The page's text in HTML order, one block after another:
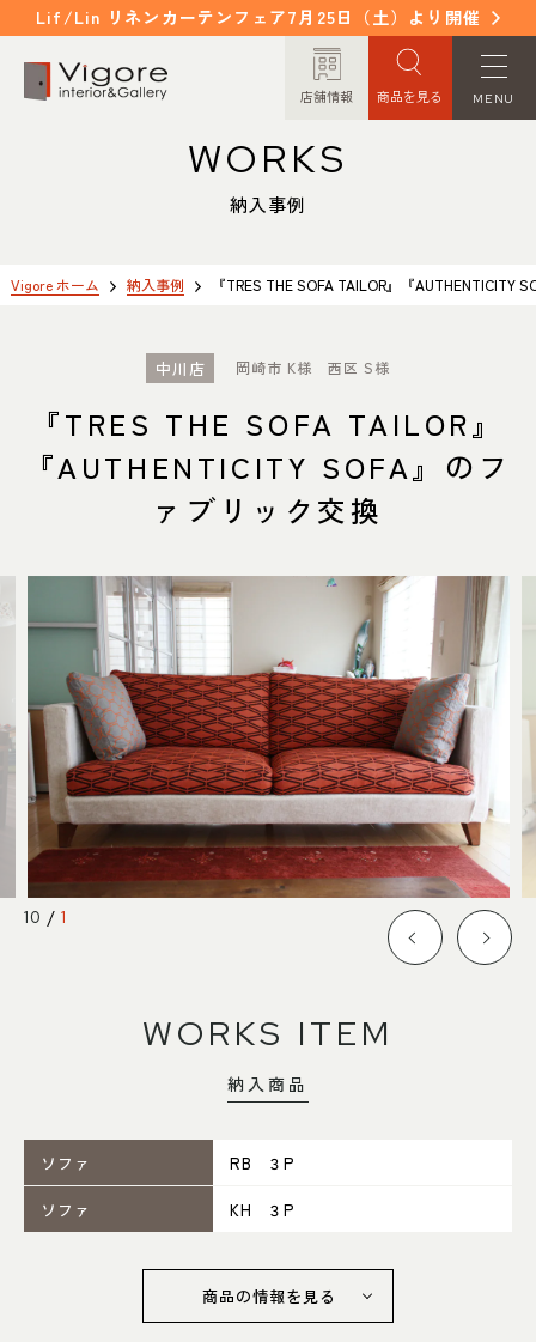
Lif/Lin リネンカーテンフェア7月25日（土）より開催
店舗情報 商品を見る MENU
イベント/ニュース
CONCEPT
ITEM
商品紹介
WORKS
よくあるご質問
コラム
店舗情報
NAKAGAWA
中川店
MEITO
名東店
ORDER MADE
オーダーメイド
お問い合わせ
PRIVACY POLICY
プライバシーポリシー
TRANSACTION
特定商取引法に基づく表記
中川店
〒454-0825 名古屋市中川区好
Google map
平日 11：00～18：00
定休日
水曜日（祝日は営業）
052-361-5551
前町26
Google map
WORKS
納入事例
Vigore ホーム 納入事例 『TRES THE SOFA TAILOR』『AUTHENTICITY
中川店 岡崎市 K様 西区 S様
『TRES THE SOFA TAILOR』
『AUTHENTICITY SOFA』のフ
ァブリック交換
10 /1
WORKS ITEM
納入商品
ソファ RB ３P
ソファ KH ３P
商品の情報を見る